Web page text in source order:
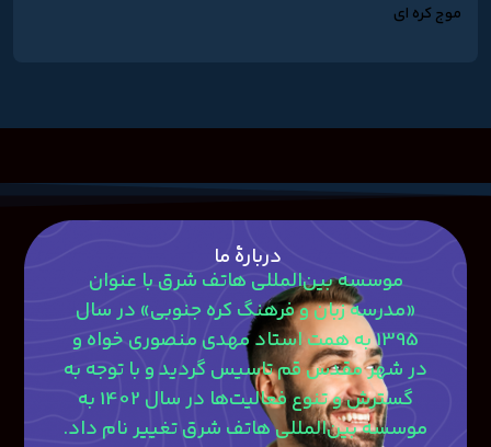
موج کره ای
دربارۀ ما
موسسه بین‌المللی هاتف شرق با عنوان
«مدرسه زبان و فرهنگ کره جنوبی» در سال
1395 به همت استاد مهدی منصوری‎ خواه و
در شهر مقدس قم تاسیس گردید و با توجه به
گسترش و تنوع فعالیت‌ها در سال 1402 به
موسسه بین‌المللی هاتف شرق تغییر نام داد.